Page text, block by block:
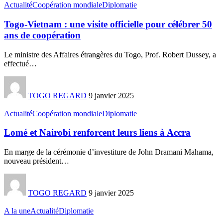
ActualitéCoopération mondialeDiplomatie
Togo-Vietnam : une visite officielle pour célébrer 50
ans de coopération
Le ministre des Affaires étrangères du Togo, Prof. Robert Dussey, a
effectué…
TOGO REGARD 9 janvier 2025
ActualitéCoopération mondialeDiplomatie
Lomé et Nairobi renforcent leurs liens à Accra
En marge de la cérémonie d’investiture de John Dramani Mahama,
nouveau président…
TOGO REGARD 9 janvier 2025
A la uneActualitéDiplomatie